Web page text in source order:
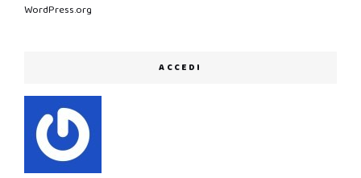
WordPress.org
ACCEDI